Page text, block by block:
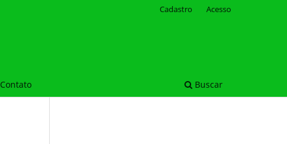
Contato Buscar
Cadastro Acesso